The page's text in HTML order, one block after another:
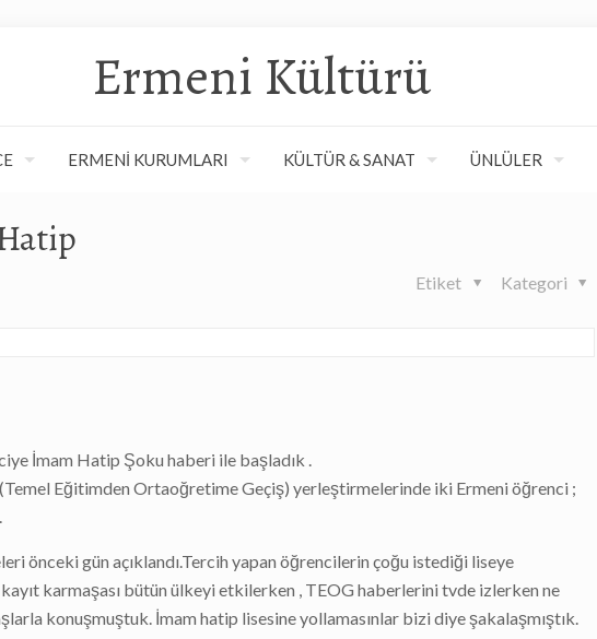
Ermeni Kültürü
ERMENİ KURUMLARI KÜLTÜR & SANAT ÜNLÜLER
Kategori
Etiket
İmam Hatip Şoku haberi ile başladık .
Eğitimden Ortaoğretime Geçiş) yerleştirmelerinde iki Ermeni öğrenci ;
önceki gün açıklandı.Tercih yapan öğrencilerin çoğu istediği liseye
karmaşası bütün ülkeyi etkilerken , TEOG haberlerini tvde izlerken ne
konuşmuştuk. İmam hatip lisesine yollamasınlar bizi diye şakalaşmıştık.